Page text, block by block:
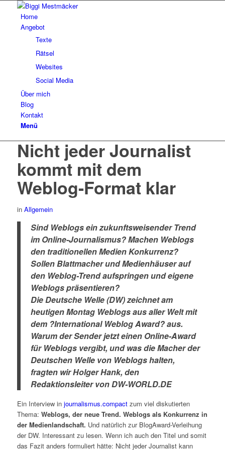
Home
Angebot
Texte
Rätsel
Websites
Social Media
Über mich
Blog
Kontakt
Menü
Nicht jeder Journalist
kommt mit dem
Weblog-Format klar
in Allgemein
Sind Weblogs ein zukunftsweisender Trend
im Online-Journalismus? Machen Weblogs
den traditionellen Medien Konkurrenz?
Sollen Blattmacher und Medienhäuser auf
den Weblog-Trend aufspringen und eigene
Weblogs präsentieren?
Die Deutsche Welle (DW) zeichnet am
heutigen Montag Weblogs aus aller Welt mit
dem ?International Weblog Award? aus.
Warum der Sender jetzt einen Online-Award
für Weblogs vergibt, und was die Macher der
Deutschen Welle von Weblogs halten,
fragten wir Holger Hank, den
Redaktionsleiter von DW-WORLD.DE
Ein Interview in journalismus.compactzum viel diskutierten
Thema: Weblogs, der neue Trend. Weblogs als Konkurrenz in
der Medienlandschaft. Und natürlich zur BlogAward-Verleihung
der DW. Interessant zu lesen. Wenn ich auch den Titel und somit
das Fazit anders formuliert hätte: Nicht jeder Journalist kann